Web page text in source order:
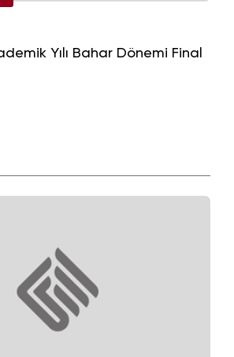
Yılı Bahar Dönemi Final